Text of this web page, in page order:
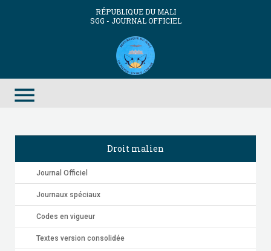
RÉPUBLIQUE DU MALI
SGG - JOURNAL OFFICIEL
menu
Droit malien
Journal Officiel
Journaux spéciaux
Codes en vigueur
Textes version consolidée